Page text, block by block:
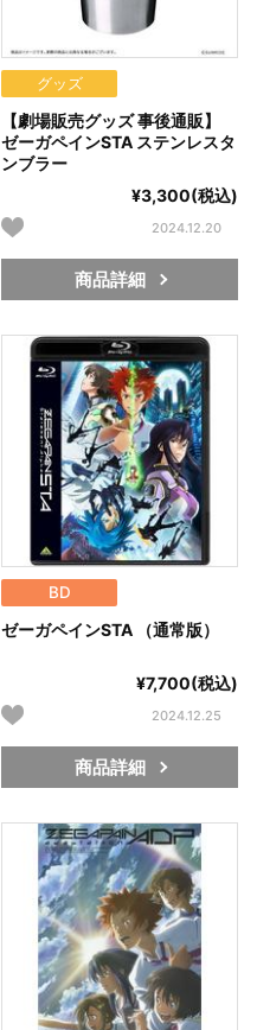
グッズ
【劇場販売グッズ 事後通販】
ゼーガペインSTA ステンレスタ
ンブラー
¥3,300(税込)
2024.12.20
商品詳細
BD
ゼーガペインSTA （通常版）
¥7,700(税込)
2024.12.25
商品詳細